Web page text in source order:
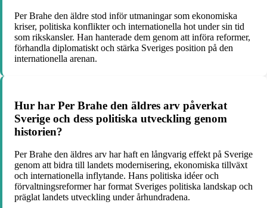
Per Brahe den äldre stod inför utmaningar som ekonomiska
kriser, politiska konflikter och internationella hot under sin tid
som rikskansler. Han hanterade dem genom att införa reformer,
förhandla diplomatiskt och stärka Sveriges position på den
internationella arenan.
Hur har Per Brahe den äldres arv påverkat
Sverige och dess politiska utveckling genom
historien?
Per Brahe den äldres arv har haft en långvarig effekt på Sverige
genom att bidra till landets modernisering, ekonomiska tillväxt
och internationella inflytande. Hans politiska idéer och
förvaltningsreformer har format Sveriges politiska landskap och
präglat landets utveckling under århundradena.